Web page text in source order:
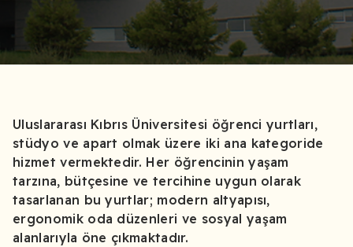
Uluslararası Kıbrıs Üniversitesi öğrenci yurtları,
stüdyo ve apart olmak üzere iki ana kategoride
hizmet vermektedir. Her öğrencinin yaşam
tarzına, bütçesine ve tercihine uygun olarak
tasarlanan bu yurtlar; modern altyapısı,
ergonomik oda düzenleri ve sosyal yaşam
alanlarıyla öne çıkmaktadır.